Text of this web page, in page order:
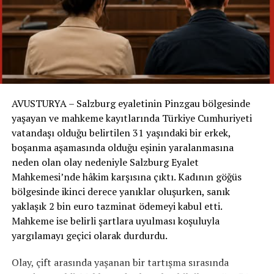
Gönüllünün ifadesine göre medyum; tek başına duran
bir çam ağacı, çakıllı yol, kulübe, bariyer ve ardından bir
çalılık gibi belirli noktaları tarif etti.
Gönüllüler: “Tarifleri izledik ve Mario’yu bulduk”
kamerasının açık olduğunu ve Rene ile sürekli bağlantıda
kaldıklarını söyledi. Gönüllülerin anlatımına göre grup,
verilen yönlendirmeleri takip etti ve sonunda Mario’yu
tarif edilen bölgedeki çalılıkların arasında sağ buldu.
Ancak medyumun çocuğun bulunmasındaki rolüne
ilişkin anlatımın aramaya katılan gönüllülerin
ifadelerine dayandığını özellikle belirtmek gerekiyor.
Medyumluk yoluyla kayıp kişilerin yerinin
belirlenebildiğini ortaya koyan bilimsel olarak kabul
AVUSTURYA – Salzburg eyaletinin Pinzgau bölgesinde
yaşayan ve mahkeme kayıtlarında Türkiye Cumhuriyeti
vatandaşı olduğu belirtilen 31 yaşındaki bir erkek,
boşanma aşamasında olduğu eşinin yaralanmasına
neden olan olay nedeniyle Salzburg Eyalet
Mahkemesi’nde hâkim karşısına çıktı. Kadının göğüs
bölgesinde ikinci derece yanıklar oluşurken, sanık
yaklaşık 2 bin euro tazminat ödemeyi kabul etti.
Mahkeme ise belirli şartlara uyulması koşuluyla
yargılamayı geçici olarak durdurdu.
Olay, çift arasında yaşanan bir tartışma sırasında